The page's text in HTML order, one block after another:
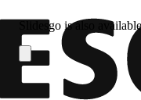
Slidesgo is also